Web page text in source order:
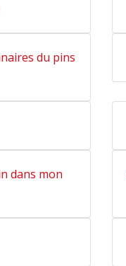
du pins
dans mon